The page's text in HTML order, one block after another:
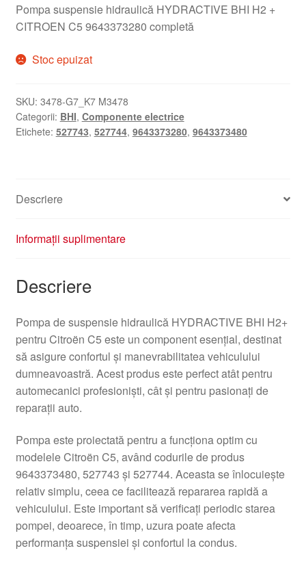
Pompa suspensie hidraulică HYDRACTIVE BHI H2 +
CITROEN C5 9643373280 completă
Stoc epuizat
SKU: 3478-G7_K7 M3478
Categorii: BHI, Componente electrice
Etichete: 527743, 527744, 9643373280, 9643373480
Descriere
Informații suplimentare
Descriere
Pompa de suspensie hidraulică HYDRACTIVE BHI H2+
pentru Citroën C5 este un component esențial, destinat
să asigure confortul și manevrabilitatea vehiculului
dumneavoastră. Acest produs este perfect atât pentru
automecanici profesioniști, cât și pentru pasionați de
reparații auto.
Pompa este proiectată pentru a funcționa optim cu
modelele Citroën C5, având codurile de produs
9643373480, 527743 și 527744. Aceasta se înlocuiește
relativ simplu, ceea ce facilitează repararea rapidă a
vehiculului. Este important să verificați periodic starea
pompei, deoarece, în timp, uzura poate afecta
performanța suspensiei și confortul la condus.